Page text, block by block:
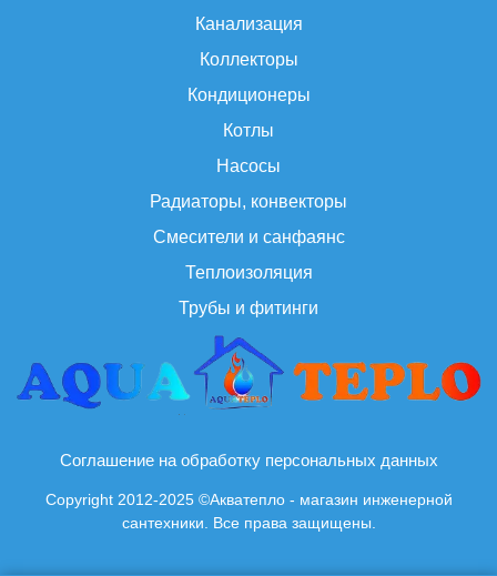
Канализация
Коллекторы
Кондиционеры
Котлы
Насосы
Радиаторы, конвекторы
Смесители и санфаянс
Теплоизоляция
Трубы и фитинги
Соглашение на обработку персональных данных
Copyright 2012-2025 ©Акватепло - магазин инженерной
сантехники. Все права защищены.